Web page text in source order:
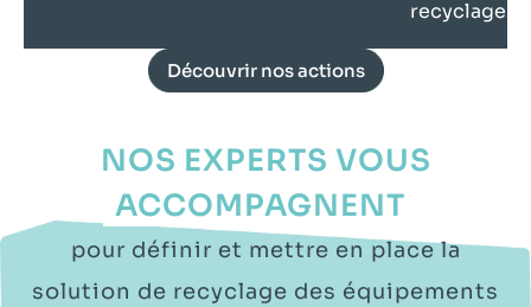
recyclage.
Découvrir nos actions
NOS EXPERTS VOUS
ACCOMPAGNENT
pour définir et mettre en place la
solution de recyclage des équipements